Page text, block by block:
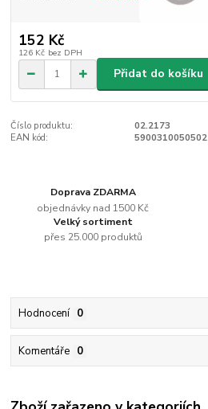
152 Kč
126 Kč bez DPH
Přidat do košíku
Číslo produktu:
02.2173
EAN kód:
5900310050502
Doprava ZDARMA
objednávky nad 1500 Kč
Velký sortiment
přes 25.000 produktů
Hodnocení 0
Komentáře 0